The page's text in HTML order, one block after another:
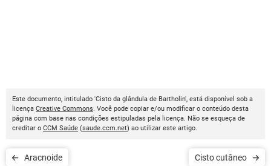
Este documento, intitulado 'Cisto da glândula de Bartholin', está disponível sob a
licença Creative Commons. Você pode copiar e/ou modificar o conteúdo desta
página com base nas condições estipuladas pela licença. Não se esqueça de
creditar o CCM Saúde (saude.ccm.net) ao utilizar este artigo.
Aracnoide Cisto cutâneo